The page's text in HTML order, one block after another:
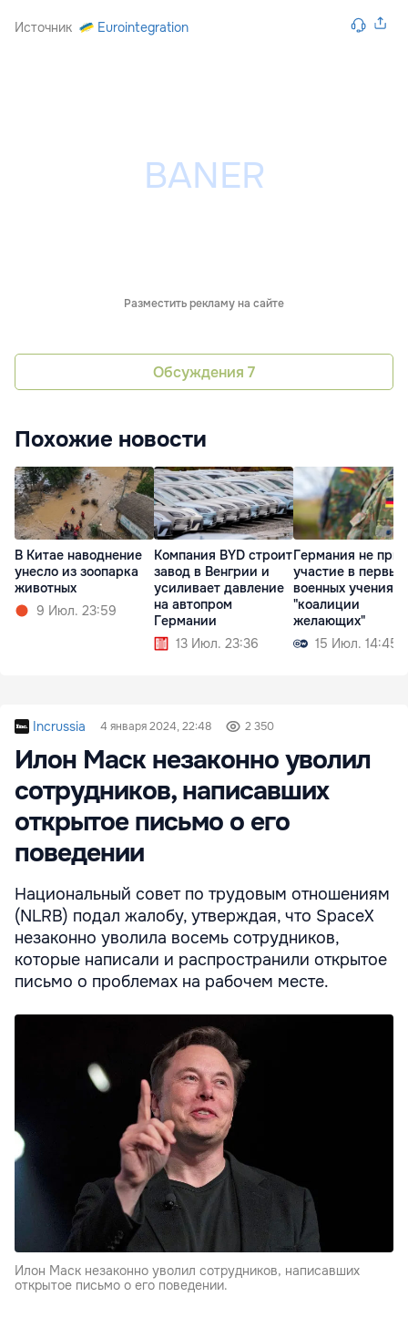
Источник Eurointegration
Разместить рекламу на сайте
Обсуждения 7
Похожие новости
В Китае наводнение
унесло из зоопарка
животных
9 Июл. 23:59
Компания BYD строит
завод в Венгрии и
усиливает давление
на автопром
Германии
13 Июл. 23:36
Германия не
участие в первых
военных учениях
"коалиции
желающих"
15 Июл. 14:45
Incrussia 4 января 2024, 22:48 2 350
Илон Маск незаконно уволил
сотрудников, написавших
открытое письмо о его
поведении
Национальный совет по трудовым отношениям
(NLRB) подал жалобу, утверждая, что SpaceX
незаконно уволила восемь сотрудников,
которые написали и распространили открытое
письмо о проблемах на рабочем месте.
Илон Маск незаконно уволил сотрудников, написавших
открытое письмо о его поведении.